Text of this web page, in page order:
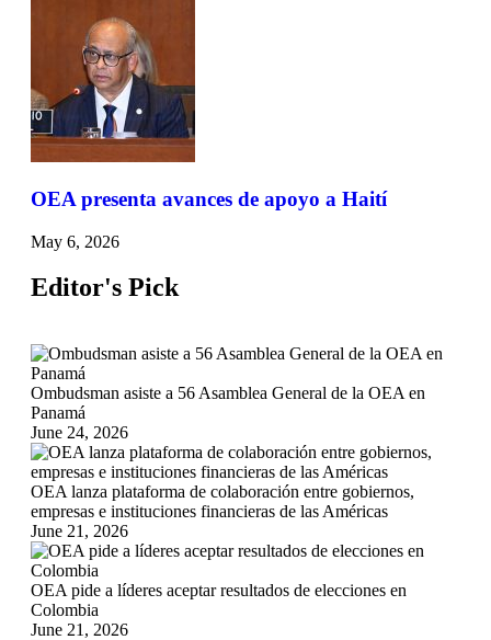
OEA presenta avances de apoyo a Haití
May 6, 2026
Editor's Pick
Ombudsman asiste a 56 Asamblea General de la OEA en
Panamá
June 24, 2026
OEA lanza plataforma de colaboración entre gobiernos,
empresas e instituciones financieras de las Américas
June 21, 2026
OEA pide a líderes aceptar resultados de elecciones en
Colombia
June 21, 2026